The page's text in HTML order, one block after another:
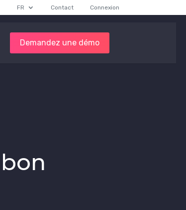
FR Contact Connexion
Demandez une démo